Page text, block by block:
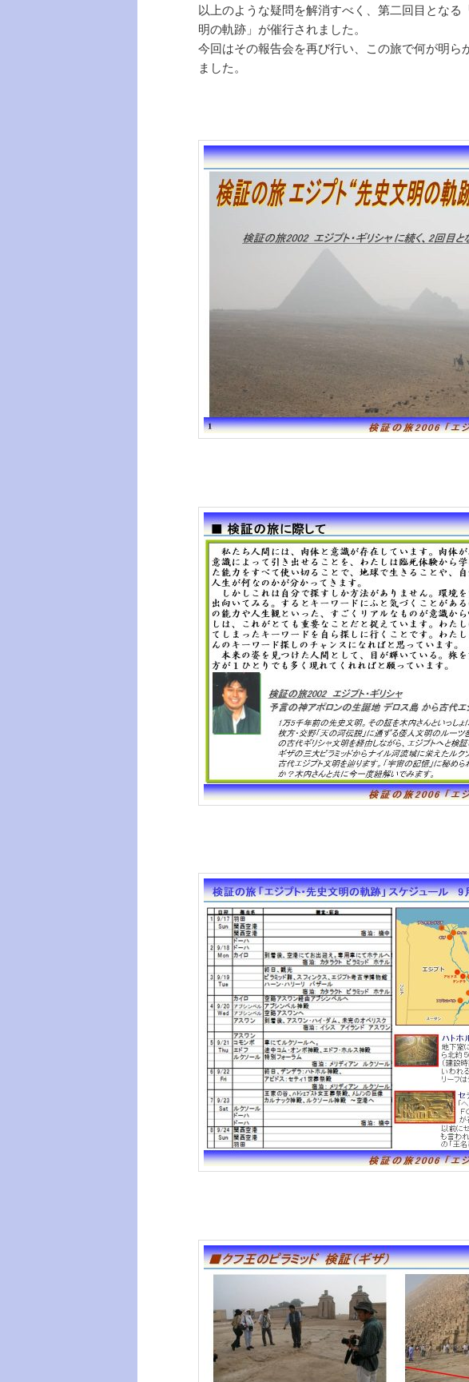
以上のような疑問を解消すべく、第二回目とな
明の軌跡」が催行されました。
今回はその報告会を再び行い、この旅で何が明ら
ました。